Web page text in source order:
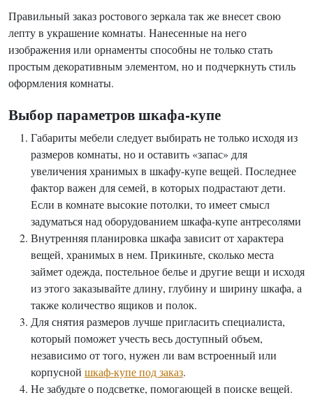
Правильный заказ ростового зеркала так же внесет свою
лепту в украшение комнаты. Нанесенные на него
изображения или орнаменты способны не только стать
простым декоративным элементом, но и подчеркнуть стиль
оформления комнаты.
Выбор параметров шкафа-купе
Габариты мебели следует выбирать не только исходя из
размеров комнаты, но и оставить «запас» для
увеличения хранимых в шкафу-купе вещей. Последнее
фактор важен для семей, в которых подрастают дети.
Если в комнате высокие потолки, то имеет смысл
задуматься над оборудованием шкафа-купе антресолями
Внутренняя планировка шкафа зависит от характера
вещей, хранимых в нем. Прикиньте, сколько места
займет одежда, постельное белье и другие вещи и исходя
из этого заказывайте длину, глубину и ширину шкафа, а
также количество ящиков и полок.
Для снятия размеров лучше пригласить специалиста,
который поможет учесть весь доступный объем,
независимо от того, нужен ли вам встроенный или
корпусной шкаф-купе под заказ.
Не забудьте о подсветке, помогающей в поиске вещей.